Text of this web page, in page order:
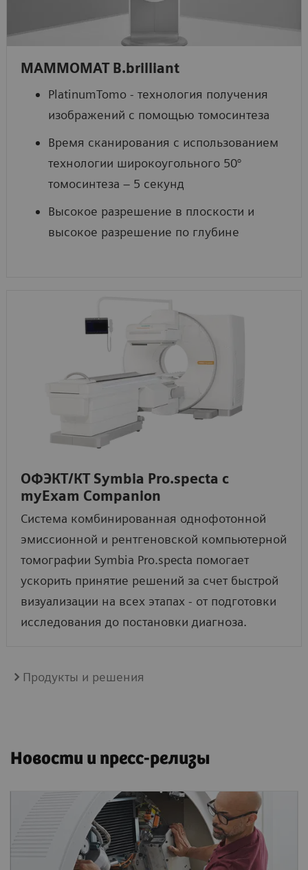
MAMMOMAT B.brilliant
PlatinumTomo - технология получения
изображений с помощью томосинтеза
Время сканирования с использованием
технологии широкоугольного 50°
томосинтеза – 5 секунд
Высокое разрешение в плоскости и
высокое разрешение по глубине
ОФЭКТ/КТ Symbia Pro.specta с
myExam Companion
Система комбинированная однофотонной
эмиссионной и рентгеновской компьютерной
томографии Symbia Pro.specta помогает
ускорить принятие решений за счет быстрой
визуализации на всех этапах - от подготовки
исследования до постановки диагноза.
Продукты и решения
Новости и пресс-релизы